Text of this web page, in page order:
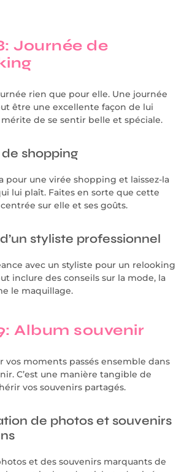
Journée de
rien que pour elle. Une journée
être une excellente façon de lui
de se sentir belle et spéciale.
shopping
pour une virée shopping et laissez-la
lui plaît. Faites en sorte que cette
sur elle et ses goûts.
styliste professionnel
avec un styliste pour un relooking
inclure des conseils sur la mode, la
le maquillage.
Album souvenir
vos moments passés ensemble dans
C’est une manière tangible de
vos souvenirs partagés.
de photos et souvenirs
et des souvenirs marquants de